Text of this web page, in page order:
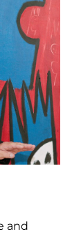
and